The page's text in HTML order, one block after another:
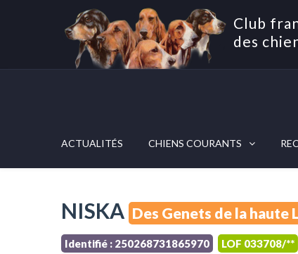
Club
des
ACTUALITÉS CHIENS COURANTS
NISKA Des Genets de la haute
Identifié : 250268731865970 LOF 033708/**